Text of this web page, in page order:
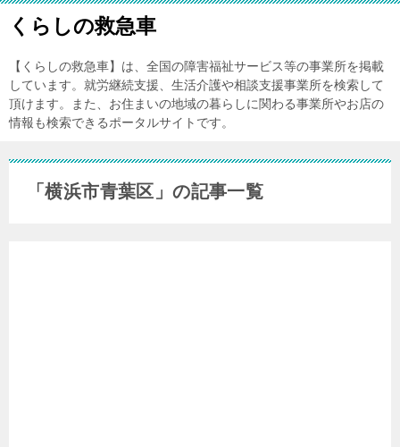
くらしの救急車
【くらしの救急車】は、全国の障害福祉サービス等の事業所を掲載
しています。就労継続支援、生活介護や相談支援事業所を検索して
頂けます。また、お住まいの地域の暮らしに関わる事業所やお店の
情報も検索できるポータルサイトです。
「横浜市青葉区」の記事一覧